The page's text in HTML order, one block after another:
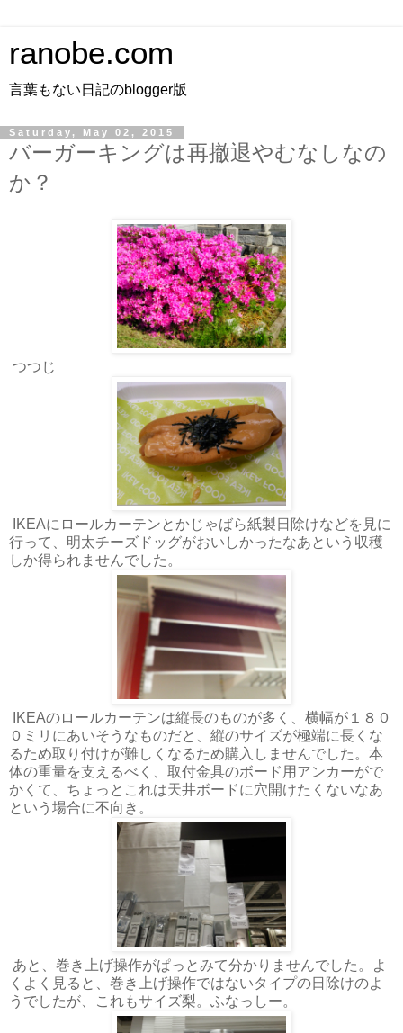
ranobe.com
言葉もない日記のblogger版
Saturday, May 02, 2015
バーガーキングは再撤退やむなしなの
か？
つつじ
IKEAにロールカーテンとかじゃばら紙製日除けなどを見に
行って、明太チーズドッグがおいしかったなあという収穫
しか得られませんでした。
IKEAのロールカーテンは縦長のものが多く、横幅が１８０
０ミリにあいそうなものだと、縦のサイズが極端に長くな
るため取り付けが難しくなるため購入しませんでした。本
体の重量を支えるべく、取付金具のボード用アンカーがで
かくて、ちょっとこれは天井ボードに穴開けたくないなあ
という場合に不向き。
あと、巻き上げ操作がぱっとみて分かりませんでした。よ
くよく見ると、巻き上げ操作ではないタイプの日除けのよ
うでしたが、これもサイズ梨。ふなっしー。